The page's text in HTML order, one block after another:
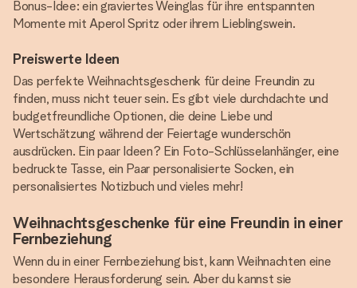
Bonus-Idee: ein graviertes Weinglas für ihre entspannten
Momente mit Aperol Spritz oder ihrem Lieblingswein.
Preiswerte Ideen
Das perfekte Weihnachtsgeschenk für deine Freundin zu
finden, muss nicht teuer sein. Es gibt viele durchdachte und
budgetfreundliche Optionen, die deine Liebe und
Wertschätzung während der Feiertage wunderschön
ausdrücken. Ein paar Ideen? Ein Foto-Schlüsselanhänger, eine
bedruckte Tasse, ein Paar personalisierte Socken, ein
personalisiertes Notizbuch und vieles mehr!
Weihnachtsgeschenke für eine Freundin in einer
Fernbeziehung
Wenn du in einer Fernbeziehung bist, kann Weihnachten eine
besondere Herausforderung sein. Aber du kannst sie